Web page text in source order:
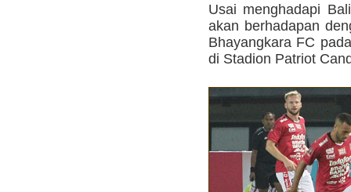
Usai menghadapi
akan berhadapan
Bhayangkara FC
di Stadion Patriot